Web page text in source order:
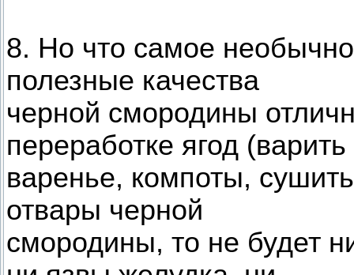
8. Но что самое
полезные качества
черной смородины
переработке ягод (варить
варенье, компоты,
отвары черной
смородины, то не будет